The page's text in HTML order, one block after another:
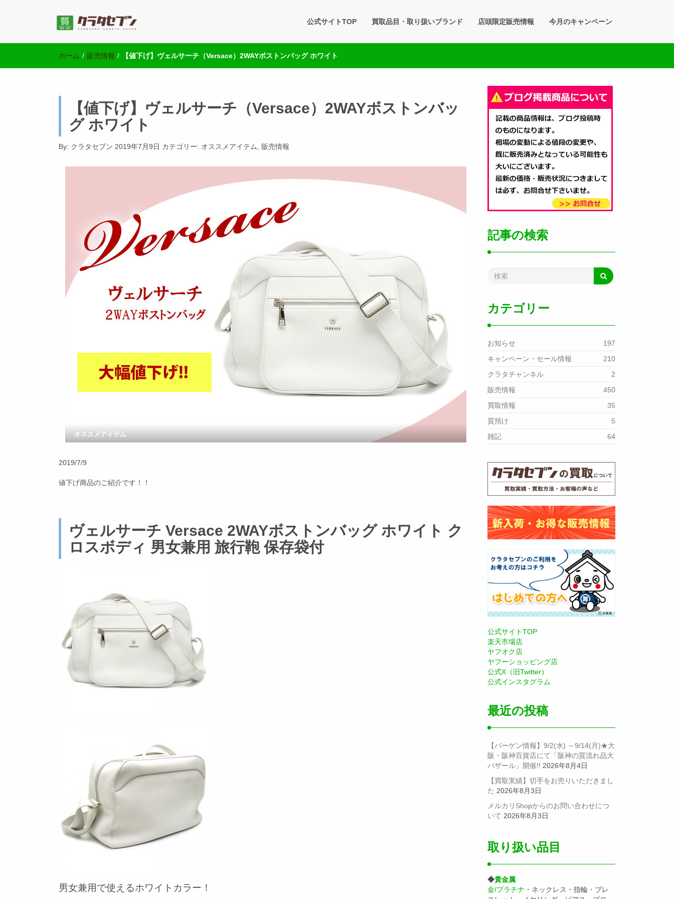
池袋西口にて2店舗営業中のクラタセブン公式ブログです。買取実績・販売商品情報や雑記をお届けします。
公式サイトTOP 買取品目・取り扱いブランド 店頭限定販売情報 今月のキャンペーン
ホーム / 販売情報 / 【値下げ】ヴェルサーチ（Versace）2WAYボストンバッグ ホワイト
【値下げ】ヴェルサーチ（Versace）2WAYボストンバッ
グ ホワイト
By: クラタセブン 2019年7月9日 カテゴリー: オススメアイテム 販売情報
オススメアイテム
2019/7/9
値下げ商品のご紹介です！！
ヴェルサーチ Versace 2WAYボストンバッグ ホワイト ク
ロスボディ 男女兼用 旅行鞄 保存袋付
男女兼用で使えるホワイトカラー！
記事の検索
カテゴリー
お知らせ
197
キャンペーン・セール情報
210
クラタチャンネル
2
販売情報
450
買取情報
35
質預け
5
雑記
64
公式サイトTOP
楽天市場店
ヤフオク店
ヤフーショッピング店
公式X（旧Twitter）
公式インスタグラム
最近の投稿
【バーゲン情報】9/2(水) ～9/14(月)★大
阪・阪神百貨店にて「阪神の質流れ品大
バザール」開催!! 2026年8月4日
【買取実績】切手をお売りいただきまし
た 2026年8月3日
メルカリShopからのお問い合わせにつ
いて 2026年8月3日
取り扱い品目
◆貴金属
金/プラチナ ・ネックレス・指輪・ブレ